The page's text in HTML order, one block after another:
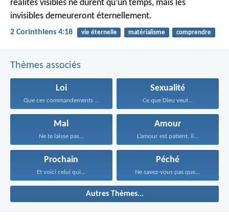
réalités visibles ne durent qu’un temps, mais les
invisibles demeureront éternellement.
2 Corinthiens 4:18 vie éternelle matérialisme comprendre
Thèmes associés
Loi
Que ces commandements que...
Sexualité
Ce que Dieu veut...
Mal
Ne te laisse pas...
Amour
L’amour est patient, il...
Prochain
Et voici celui qui...
Péché
Ne savez-vous pas que...
Autres Thèmes...